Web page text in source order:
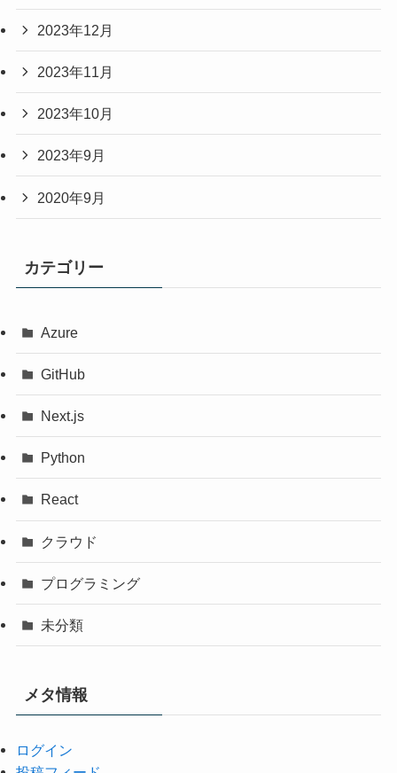
2023年12月
2023年11月
2023年10月
2023年9月
2020年9月
カテゴリー
Azure
GitHub
Next.js
Python
React
クラウド
プログラミング
未分類
メタ情報
ログイン